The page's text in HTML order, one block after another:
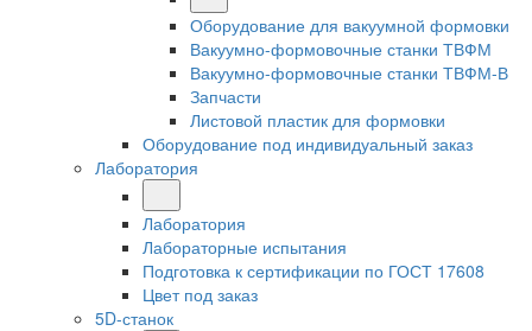
Оборудование для вакуумной формовки
Вакуумно-формовочные станки ТВФМ
Вакуумно-формовочные станки ТВФМ-В
Запчасти
Листовой пластик для формовки
Оборудование под индивидуальный заказ
Лаборатория
Лаборатория
Лабораторные испытания
Подготовка к сертификации по ГОСТ 17608
Цвет под заказ
5D-станок